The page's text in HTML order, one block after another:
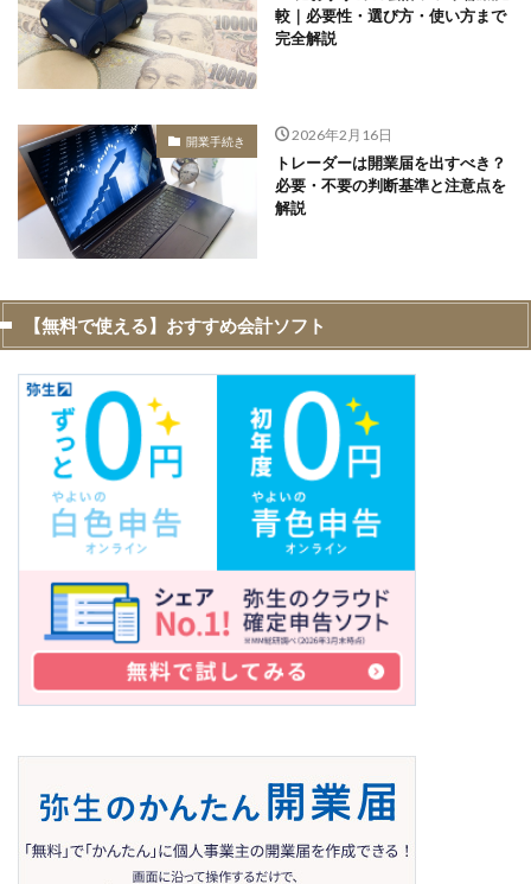
較｜必要性・選び方・使い方まで
完全解説
開業手続き 2026年2月16日
トレーダーは開業届を出すべき？
必要・不要の判断基準と注意点を
解説
【無料で使える】おすすめ会計ソフト